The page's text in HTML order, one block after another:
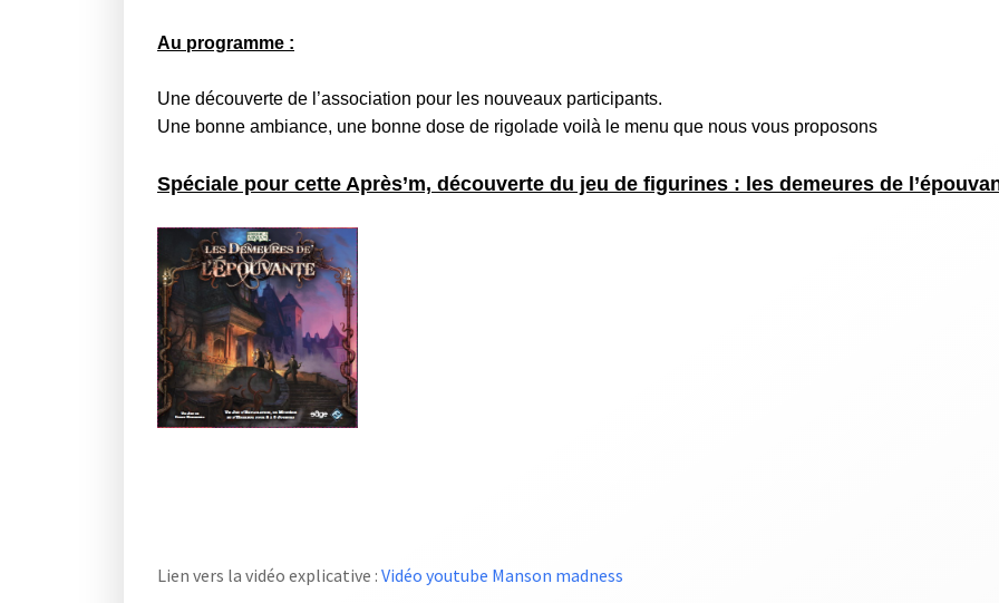
Au programme :
Une découverte de l’association pour les nouveaux participants.
Une bonne ambiance, une bonne dose de rigolade voilà le menu que nous vous proposons
Spéciale pour cette Après’m, découverte du jeu de figurines : les demeures de
Lien vers la vidéo explicative : Vidéo youtube Manson madness